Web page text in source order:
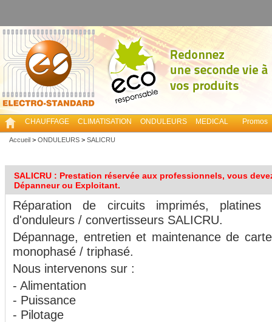
CHAUFFAGE CLIMATISATION ONDULEURS MEDICAL Promos
Accueil > ONDULEURS > SALICRU
SALICRU : Prestation réservée aux professionnels, vous
Dépanneur ou Exploitant.
Réparation de circuits imprimés, platines
d'onduleurs / convertisseurs SALICRU.
Dépannage, entretien et maintenance de
monophasé / triphasé.
Nous intervenons sur :
- Alimentation
- Puissance
- Pilotage